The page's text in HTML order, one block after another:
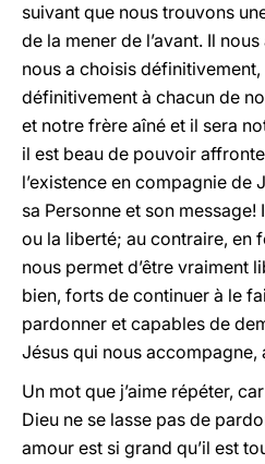
suivant que nous trouvons
de la mener de l’avant. Il
nous a choisis définitivement,
définitivement à chacun de
et notre frère aîné et il sera
il est beau de pouvoir
l’existence en compagnie de
sa Personne et son message!
ou la liberté; au contraire, en
nous permet d’être vraiment
bien, forts de continuer à le
pardonner et capables de
Jésus qui nous accompagne,
Un mot que j’aime répéter,
Dieu ne se lasse pas de
amour est si grand qu’il est